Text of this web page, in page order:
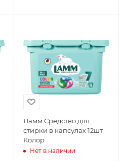
Ламм Средство для
стирки в капсулах 12шт
Колор
Нет в наличии